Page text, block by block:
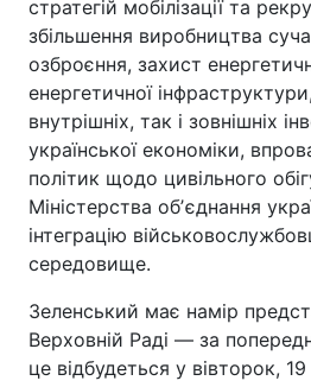
стратегій мобілізації та
збільшення виробництва
озброєння, захист
енергетичної
внутрішніх, так і зовнішніх
української економіки,
політик щодо цивільного
Міністерства обʼєднання
інтеграцію
середовище.
Зеленський має намір
Верховній Раді — за
це відбудеться у вівторок,